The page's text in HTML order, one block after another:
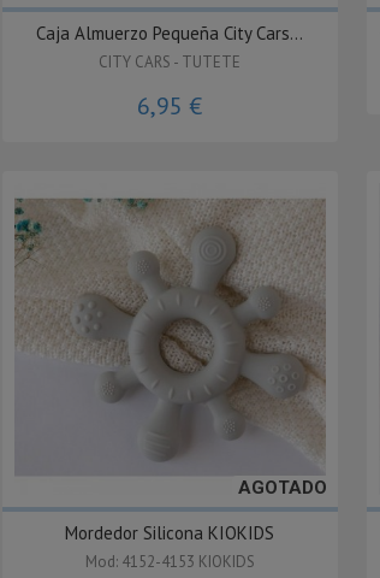
Caja Almuerzo Pequeña City Cars...
CITY CARS - TUTETE
6,95 €
AGOTADO
Mordedor Silicona KIOKIDS
Mod: 4152-4153 KIOKIDS